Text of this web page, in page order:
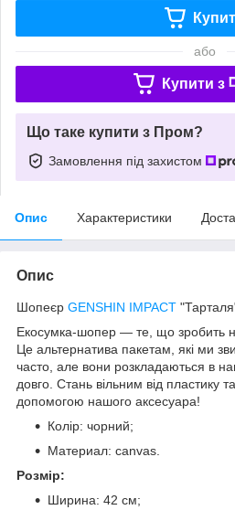
або
Купити з
Що таке купити з Пром?
Замовлення під захистом
Опис Характеристики
Опис
Шопеєр GENSHIN IMPACT
Екосумка-шопер — те, що зробить
Це альтернатива пакетам, які ми
часто, але вони розкладаються в
довго. Стань вільним від пластику
допомогою нашого аксесуара!
Колір: чорний;
Материал: сanvas.
Розмір:
Ширина: 42 см;